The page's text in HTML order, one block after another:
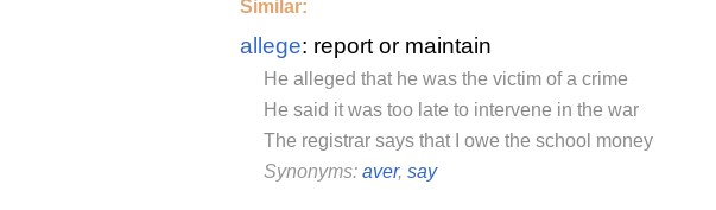
Similar:
allege: report or maintain
He alleged that he was the victim of a crime
He said it was too late to intervene in the war
The registrar says that I owe the school money
Synonyms: aver, say